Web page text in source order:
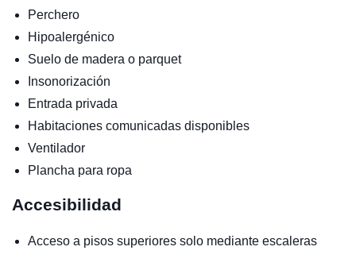
Perchero
Hipoalergénico
Suelo de madera o parquet
Insonorización
Entrada privada
Habitaciones comunicadas disponibles
Ventilador
Plancha para ropa
Accesibilidad
Acceso a pisos superiores solo mediante escaleras